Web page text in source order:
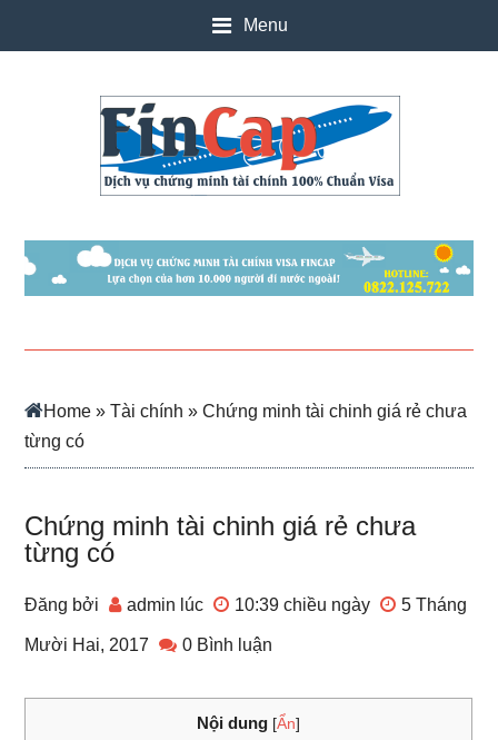
Menu
Home »Tài chính » Chứng minh tài chinh giá rẻ chưa
từng có
Chứng minh tài chinh giá rẻ chưa
từng có
Đăng bởi admin lúc 10:39 chiều ngày 5 Tháng
Mười Hai, 2017 0 Bình luận
Nội dung [Ẩn]